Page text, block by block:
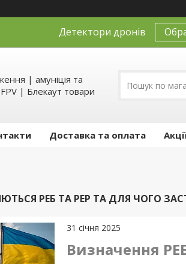
Детектори дронів
| амуніція та
| Блекаут товари
Доставка та оплата
РЕБ ТА РЕР ТА ДЛЯ ЧОГО
31 січня 2025
Визначення